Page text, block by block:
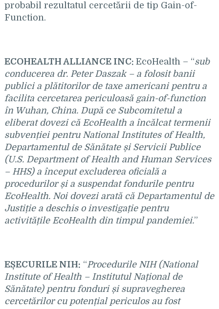
probabil rezultatul cercetării de tip Gain-of-
Function.
ECOHEALTH ALLIANCE INC: EcoHealth – “sub
conducerea dr. Peter Daszak – a folosit banii
publici a plătitorilor de taxe americani pentru a
facilita cercetarea periculoasă gain-of-function
în Wuhan, China. După ce Subcomitetul a
eliberat dovezi că EcoHealth a încălcat termenii
subvenției pentru National Institutes of Health,
Departamentul de Sănătate și Servicii Publice
(U.S. Department of Health and Human Services
– HHS) a început excluderea oficială a
procedurilor și a suspendat fondurile pentru
EcoHealth. Noi dovezi arată că Departamentul de
Justiție a deschis o investigație pentru
activitățile EcoHealth din timpul pandemiei.”
EȘECURILE NIH: “Procedurile NIH (National
Institute of Health – Institutul Național de
Sănătate) pentru fonduri și supravegherea
cercetărilor cu potențial periculos au fost